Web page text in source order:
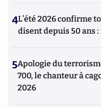
4L’été 2026 confirme
disent depuis 50 ans
5Apologie du
700, le chanteur à
2026